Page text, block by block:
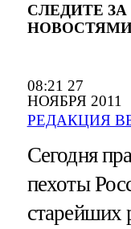
08:21 27
НОЯБРЯ 2011
РЕДАКЦИЯ
СЛЕДИТЕ ЗА
Сегодня
пехоты
старейших